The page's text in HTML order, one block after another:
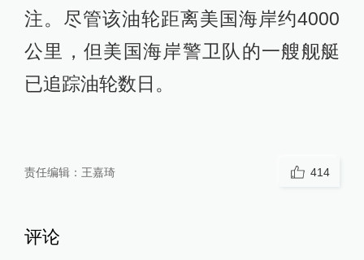
注。尽管该油轮距离美国海岸约4000
公里，但美国海岸警卫队的一艘舰艇
已追踪油轮数日。
责任编辑： 王嘉琦 414
评论